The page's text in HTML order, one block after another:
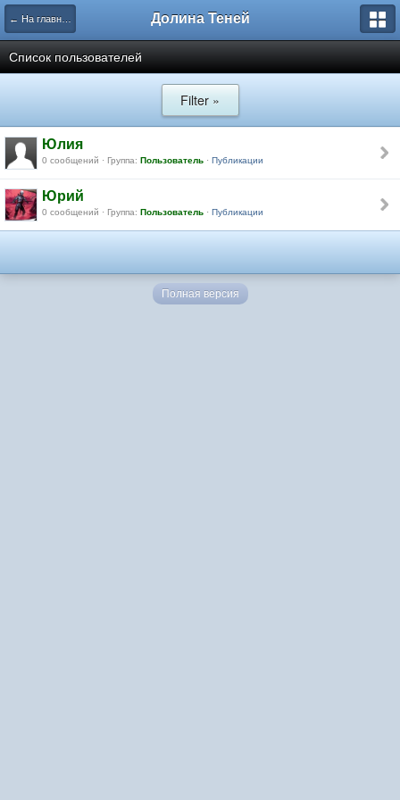
← На главную Долина Теней
Список пользователей
Filter »
Юлия
0 сообщений · Группа: Пользователь · Публикации
Юрий
0 сообщений · Группа: Пользователь · Публикации
Полная версия